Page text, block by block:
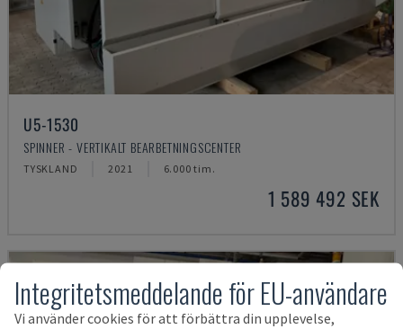
U5-1530
SPINNER - VERTIKALT BEARBETNINGSCENTER
TYSKLAND 2021 6.000 tim.
1 589 492 SEK
Integritetsmeddelande för EU-användare
Vi använder cookies för att förbättra din upplevelse,